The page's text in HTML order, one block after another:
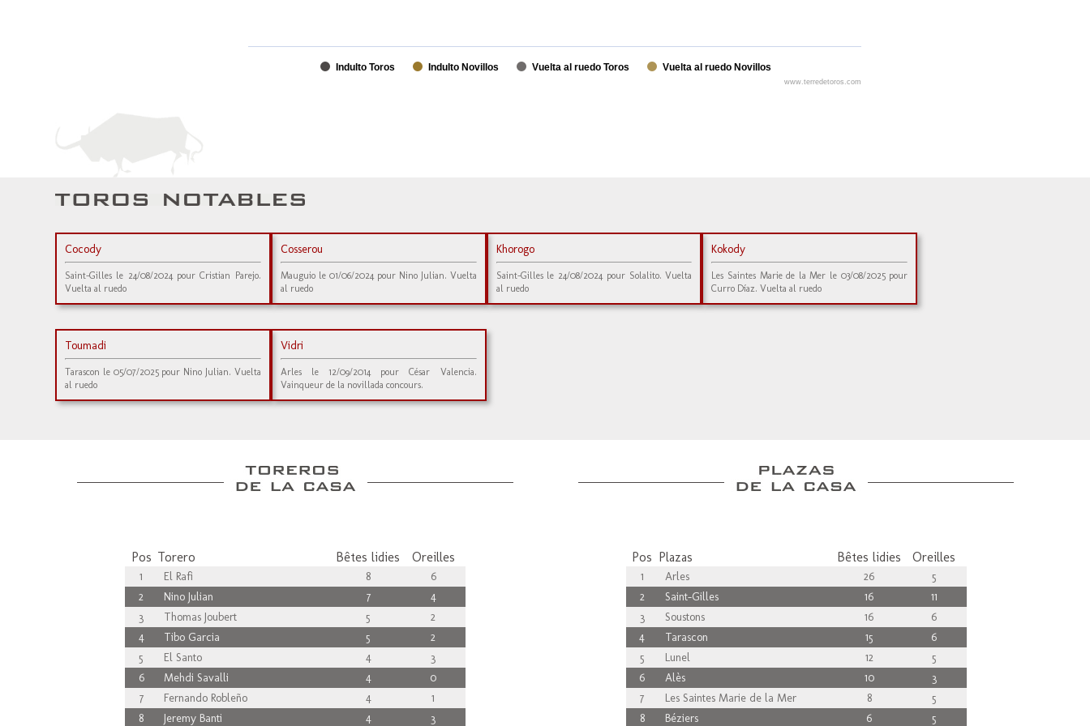
Indulto Toros Indulto Novillos Vuelta al ruedo Toros Vuelta al ruedo Novillos
www.terredetoros.com
Cocody
Saint-Gilles le 24/08/2024 pour Cristian Parejo.
Vuelta al ruedo
Cosserou
Mauguio le 01/06/2024 pour Nino Julian. Vuelta
al ruedo
Khorogo
Saint-Gilles le 24/08/2024 pour Solalito. Vuelta
al ruedo
Kokody
Les Saintes Marie de la Mer le 03/08/2025 pour
Curro Díaz. Vuelta al ruedo
Toumadi
Tarascon le 05/07/2025 pour Nino Julian. Vuelta
al ruedo
Vidri
Arles le 12/09/2014 pour César Valencia.
Vainqueur de la novillada concours.
Pos Torero Bêtes lidies Oreilles
1 El Rafi 8
6
2
Nino Julian 7
4
3
Thomas Joubert 5
2
4
Tibo Garcia 5
2
5
El Santo 4
3
6
Mehdi Savalli 4
0
7
Fernando Robleño 4
1
8
Jeremy Banti 4 3
Pos Plazas Bêtes lidies Oreilles
1 Arles 26
5
2
Saint-Gilles 16
11
3
Soustons 16
6
4
Tarascon 15
6
5
Lunel 12
5
6
Alès 10
3
7
Les Saintes Marie de la Mer 8
5
8
Béziers 6 5